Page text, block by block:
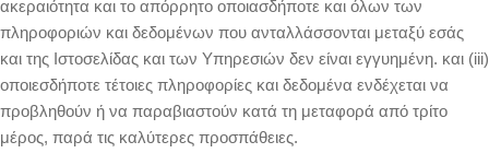
ακεραιότητα και το απόρρητο οποιασδήποτε και όλων των
πληροφοριών και δεδομένων που ανταλλάσσονται μεταξύ εσάς
και της Ιστοσελίδας και των Υπηρεσιών δεν είναι εγγυημένη. και (iii)
οποιεσδήποτε τέτοιες πληροφορίες και δεδομένα ενδέχεται να
προβληθούν ή να παραβιαστούν κατά τη μεταφορά από τρίτο
μέρος, παρά τις καλύτερες προσπάθειες.